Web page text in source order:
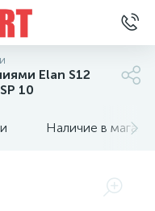
Elan S12
10
Наличие в